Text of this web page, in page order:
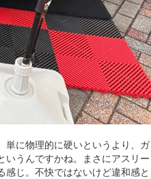
単に物理的に硬いというより、ガ
いうんですかね。まさにアスリー
感じ。不快ではないけど違和感と